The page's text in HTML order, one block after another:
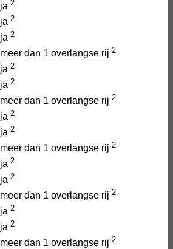
ja 2
ja 2
ja 2
meer dan 1 overlangse rij 2
ja 2
ja 2
meer dan 1 overlangse rij 2
ja 2
ja 2
meer dan 1 overlangse rij 2
ja 2
ja 2
meer dan 1 overlangse rij 2
ja 2
ja 2
meer dan 1 overlangse rij 2